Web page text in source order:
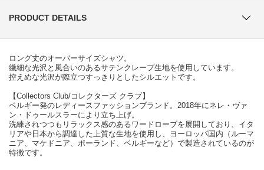
PRODUCT DETAILS
ロング丈のオーバーサイズシャツ。
繊細な光沢と風合いのあるサテンクレープ生地を使用しています。
控えめな光沢が際立つすっきりとしたシルエットです。
【Collectors Club/コレクターズ クラブ】
ベルギー発のレディースファッションブランド。2018年にネレ・ヴァ
ン・ドゥールスラーにより立ち上げ。
洗練されつつもリラックス感のあるワードローブを展開しており、イタ
リアや日本から調達した上質な生地を使用し、ヨーロッパ国内（ルーマ
ニア、マケドニア、ポーランド、ベルギーなど）で製造されているのが
特徴です。